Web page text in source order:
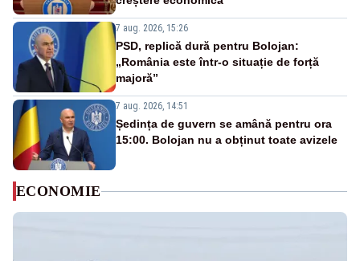
7 aug. 2026, 15:26
PSD, replică dură pentru Bolojan:
„România este într-o situație de forță
majoră”
7 aug. 2026, 14:51
Ședința de guvern se amână pentru ora
15:00. Bolojan nu a obținut toate avizele
ECONOMIE